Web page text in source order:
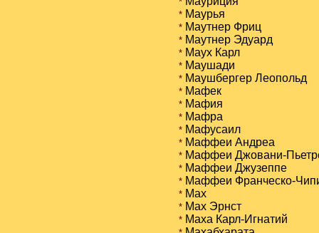
*Маурья
*Маутнер Фриц
*Маутнер Эдуард
*Маух Карл
*Маушади
*Маушбергер Леопольд
*Мафек
*Мафия
*Мафра
*Мафусаил
*Маффеи Андреа
*Маффеи Джовани-
*Маффеи Джузеппе
*Маффеи Франческо-
*Мах
*Мах Эрнст
*Маха Карл-Игнатий